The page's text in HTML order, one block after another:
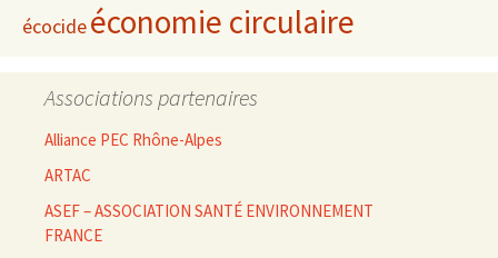
écocideéconomie circulaire
Associations partenaires
Alliance PEC Rhône-Alpes
ARTAC
ASEF – ASSOCIATION SANTÉ ENVIRONNEMENT
FRANCE